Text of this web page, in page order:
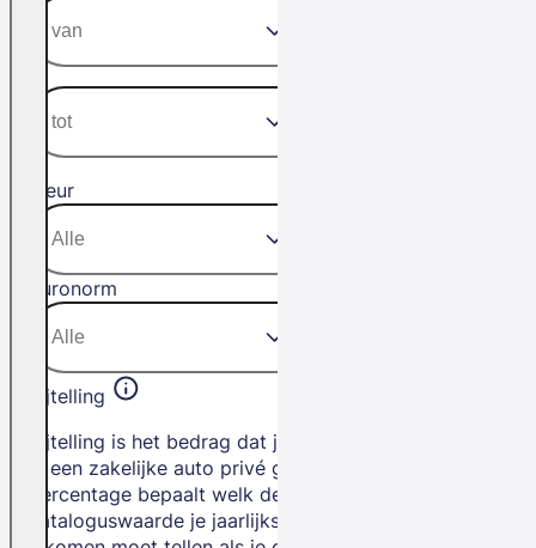
Kleur
Euronorm
Bijtelling
Bijtelling is het bedrag dat je betaalt als
je een zakelijke auto privé gebruikt. Het
percentage bepaalt welk deel van de
cataloguswaarde je jaarlijks bij je